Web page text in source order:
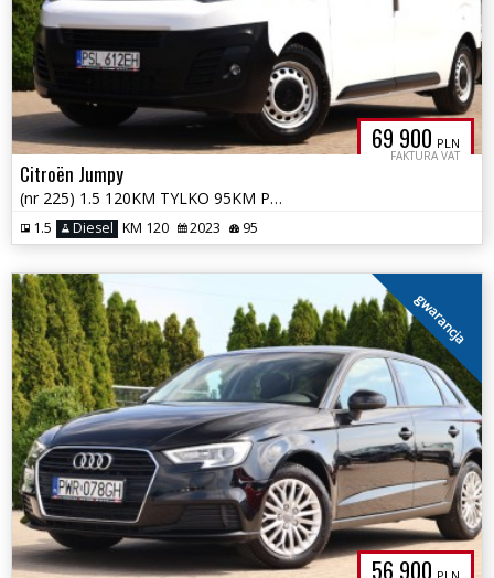
69 900 PLN
FAKTURA VAT
Citroën Jumpy
(nr 225) 1.5 120KM TYLKO 95KM PRZEBIEGU F_VAT23% Parktronik Gwarancja!
1.5 Diesel KM 120 2023 95
56 900
gwarancja